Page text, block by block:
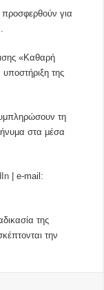
για
«Καθαρή
της
τη
στα μέσα
| e-mail:
της
την